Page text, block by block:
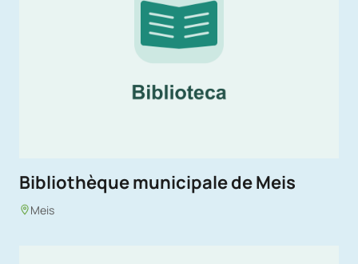
Bibliothèque municipale de Meis
Meis